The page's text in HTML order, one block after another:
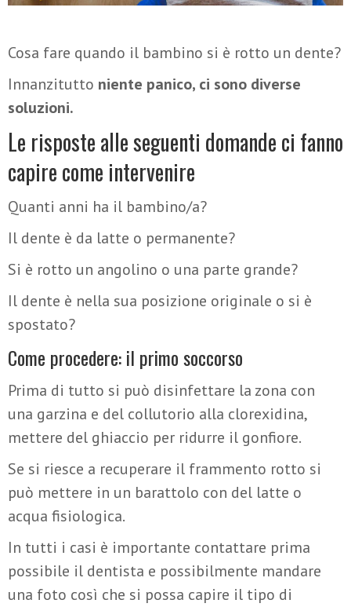
Cosa fare quando il bambino si è rotto un dente?
Innanzitutto niente panico, ci sono diverse
soluzioni.
Le risposte alle seguenti domande ci fanno
capire come intervenire
Quanti anni ha il bambino/a?
Il dente è da latte o permanente?
Si è rotto un angolino o una parte grande?
Il dente è nella sua posizione originale o si è
spostato?
Come procedere: il primo soccorso
Prima di tutto si può disinfettare la zona con
una garzina e del collutorio alla clorexidina,
mettere del ghiaccio per ridurre il gonfiore.
Se si riesce a recuperare il frammento rotto si
può mettere in un barattolo con del latte o
acqua fisiologica.
In tutti i casi è importante contattare prima
possibile il dentista e possibilmente mandare
una foto così che si possa capire il tipo di